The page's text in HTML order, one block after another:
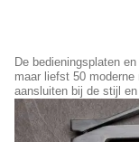
De bedieningsplaten
maar liefst 50
aansluiten bij de stijl